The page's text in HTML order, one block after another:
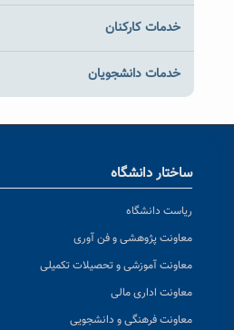
خدمات کارکنان
خدمات دانشجویان
ساختار دانشگاه
ریاست دانشگاه
معاونت پژوهشی و فن آوری
معاونت آموزشی و تحصیلات تکمیلی
معاونت اداری مالی
معاونت فرهنگی و دانشجویی